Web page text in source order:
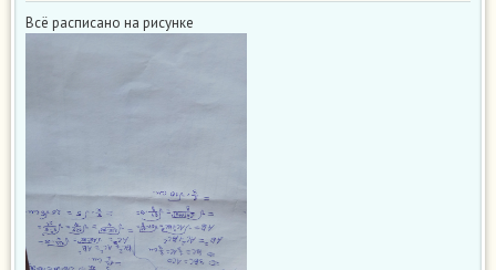
Всё расписано на рисунке